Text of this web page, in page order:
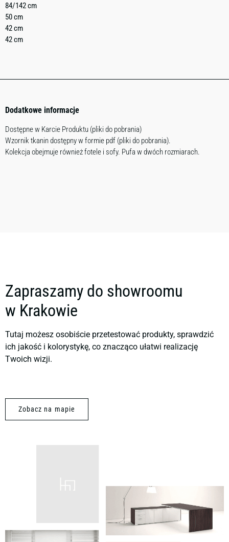
84/142 cm
50 cm
42 cm
42 cm
Dodatkowe informacje
Dostępne w Karcie Produktu (pliki do pobrania)
Wzornik tkanin dostępny w formie pdf (pliki do pobrania).
Kolekcja obejmuje również fotele i sofy. Pufa w dwóch rozmiarach.
Zapraszamy do showroomu
w Krakowie
Tutaj możesz osobiście przetestować produkty, sprawdzić
ich jakość i kolorystykę, co znacząco ułatwi realizację
Twoich wizji.
Zobacz na mapie